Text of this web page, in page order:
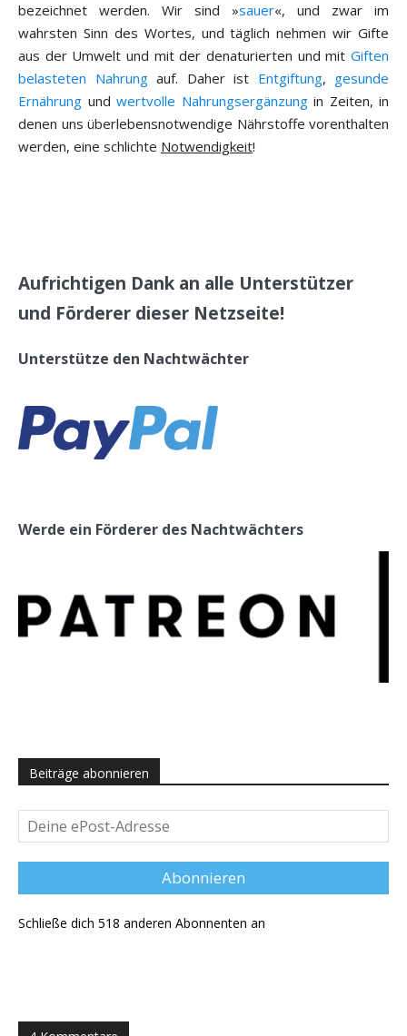
bezeichnet werden. Wir sind »sauer«, und zwar im
wahrsten Sinn des Wortes, und täglich nehmen wir Gifte
aus der Umwelt und mit der denaturierten und mit Giften
belasteten Nahrungauf. Daher ist Entgiftung, gesunde
Ernährung und wertvolle Nahrungsergänzungin Zeiten, in
denen uns überlebensnotwendige Nährstoffe vorenthalten
werden, eine schlichte Notwendigkeit!
Aufrichtigen Dank an alle Unterstützer
und Förderer dieser Netzseite!
Unterstütze den Nachtwächter
Werde ein Förderer des Nachtwächters
Beiträge abonnieren
Deine
ePost-
Adresse
Abonnieren
Schließe dich 518 anderen Abonnenten an